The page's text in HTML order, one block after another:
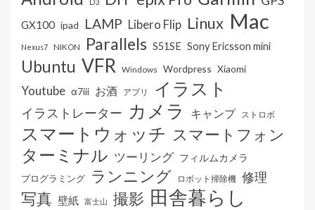
D3
GX100 ipad LAMP Libero Flip Linux Mac
Nexus7 NIKON Parallels S51SE Sony Ericsson mini
Ubuntu VFR Windows Wordpress Xiaomi
Youtube α7iii お酒 アプリ イラスト
イラストレーター カメラ キャンプ ストロボ
スマートウォッチ スマートフォン
ターミナル ツーリング フィルムカメラ
プログラミング ランニング ロボット掃除機 修理
写真 壁紙 富士山 撮影 田舎暮らし